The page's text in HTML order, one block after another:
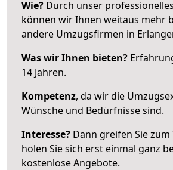
Wie? Durch unser
können wir Ihnen weitaus mehr
andere Umzugsfirmen in
Was wir Ihnen bieten?
14 Jahren.
Kompetenz, da wir die
Wünsche und Bedürfnisse sind.
Interesse? Dann greifen Sie
holen Sie sich erst einmal ganz
kostenlose Angebote.